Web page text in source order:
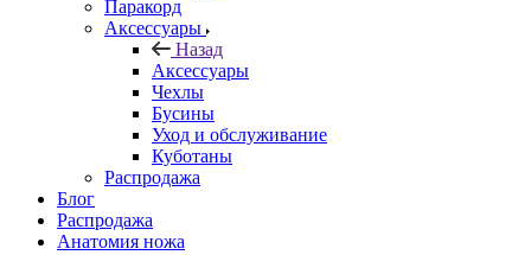
Паракорд
Аксессуары
Назад
Аксессуары
Чехлы
Бусины
Уход и обслуживание
Куботаны
Распродажа
Блог
Распродажа
Анатомия ножа